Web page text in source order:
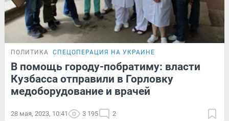
ПОЛИТИКА СПЕЦОПЕРАЦИЯ НА УКРАИНЕ
В помощь городу-побратиму: власти
Кузбасса отправили в Горловку
медоборудование и врачей
28 мая, 2023, 10:41 3 195 2